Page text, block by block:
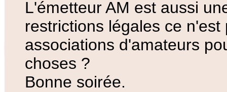
L'émetteur AM est aussi
restrictions légales ce
associations d'amateurs
choses ?
Bonne soirée.